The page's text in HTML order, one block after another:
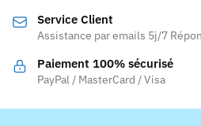
choisies
sur
la
page
Service Client
Assistance par emails 5j/7
Paiement 100% sécurisé
PayPal / MasterCard / Visa